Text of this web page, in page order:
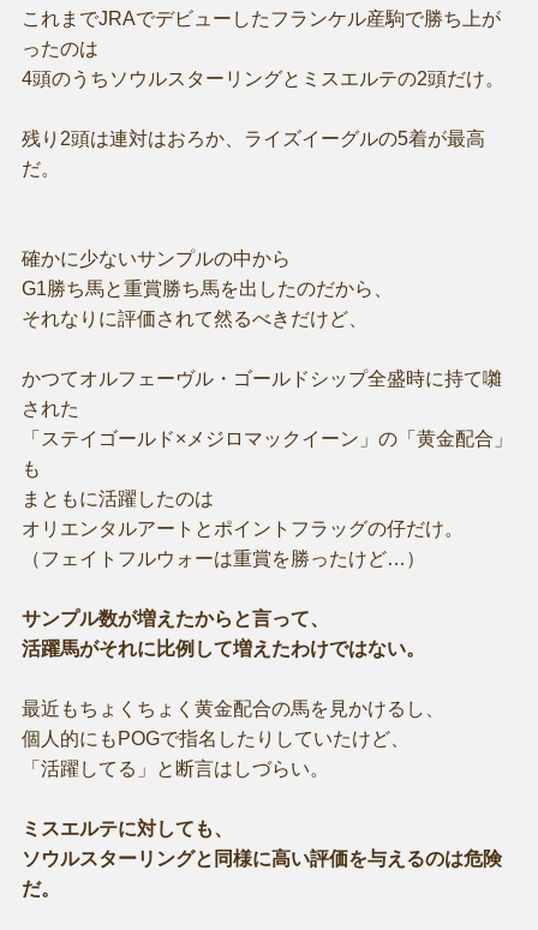
これまでJRAでデビューしたフランケル産駒で勝ち上が
ったのは
4頭のうちソウルスターリングとミスエルテの2頭だけ。
残り2頭は連対はおろか、ライズイーグルの5着が最高
だ。
確かに少ないサンプルの中から
G1勝ち馬と重賞勝ち馬を出したのだから、
それなりに評価されて然るべきだけど、
かつてオルフェーヴル・ゴールドシップ全盛時に持て囃
された
「ステイゴールド×メジロマックイーン」の「黄金配合」
も
まともに活躍したのは
オリエンタルアートとポイントフラッグの仔だけ。
（フェイトフルウォーは重賞を勝ったけど…）
サンプル数が増えたからと言って、
活躍馬がそれに比例して増えたわけではない。
最近もちょくちょく黄金配合の馬を見かけるし、
個人的にもPOGで指名したりしていたけど、
「活躍してる」と断言はしづらい。
ミスエルテに対しても、
ソウルスターリングと同様に高い評価を与えるのは危険
だ。